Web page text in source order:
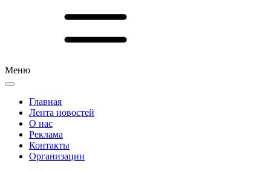
Меню
Главная
Лента новостей
О нас
Реклама
Контакты
Организации